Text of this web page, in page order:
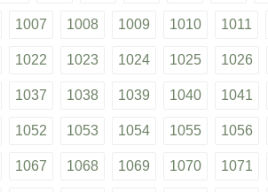
1007 1008 1009 1010 1011
1022 1023 1024 1025 1026
1037 1038 1039 1040 1041
1052 1053 1054 1055 1056
1067 1068 1069 1070 1071